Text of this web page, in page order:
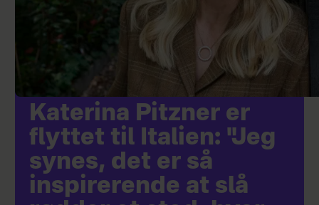
Katerina Pitzner er
flyttet til Italien: "Jeg
synes, det er så
inspirerende at slå